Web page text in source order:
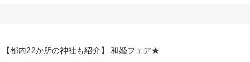
【都内22か所の神社も紹介】 和婚フェア★